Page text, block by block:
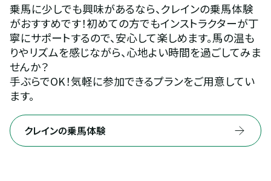
乗馬に少しでも興味があるなら、クレインの乗馬体験
がおすすめです！初めての方でもインストラクターが丁
寧にサポートするので、安心して楽しめます。馬の温も
りやリズムを感じながら、心地よい時間を過ごしてみま
せんか？
手ぶらでOK！気軽に参加できるプランをご用意してい
ます。
クレインの乗馬体験